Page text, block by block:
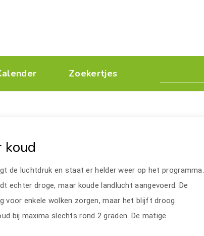
Zoekertjes
de luchtdruk en staat er helder weer op het programma.
echter droge, maar koude landlucht aangevoerd. De
voor enkele wolken zorgen, maar het blijft droog.
bij maxima slechts rond 2 graden. De matige